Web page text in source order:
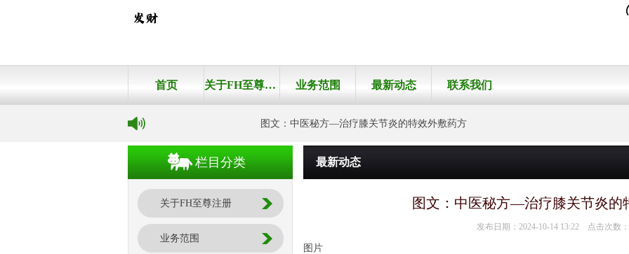
首页 关于FH至尊注册 业务范围 最新动态 联系我们
图文：中医秘方—治疗膝关节炎的特效外敷药方
栏目分类
关于FH至尊注册
业务范围
最新动态
图文：中医秘方—治疗膝关节炎的
发布日期：2024-10-14 13:22 点击次数
图片